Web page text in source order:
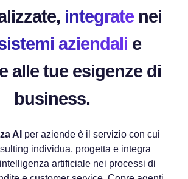
integratenei
aziendali e
alle tue esigenze di
business.
AI per aziende è il servizio con cui
individua, progetta e integra
artificiale nei processi di